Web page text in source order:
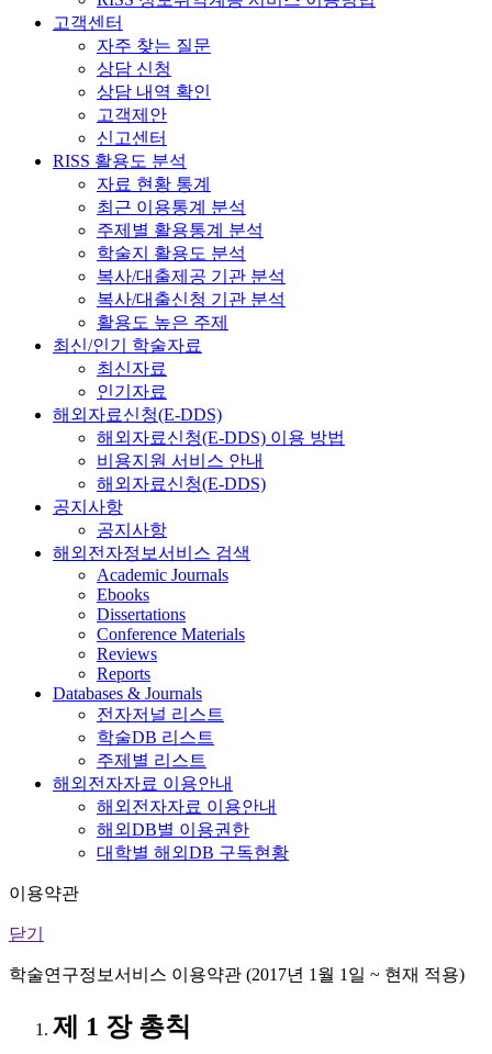
고객센터
자주 찾는 질문
상담 신청
상담 내역 확인
고객제안
신고센터
RISS 활용도 분석
자료 현황 통계
최근 이용통계 분석
주제별 활용통계 분석
학술지 활용도 분석
복사/대출제공 기관 분석
복사/대출신청 기관 분석
활용도 높은 주제
최신/인기 학술자료
최신자료
인기자료
해외자료신청(E-DDS)
해외자료신청(E-DDS) 이용 방법
비용지원 서비스 안내
해외자료신청(E-DDS)
공지사항
공지사항
해외전자정보서비스 검색
Academic Journals
Ebooks
Dissertations
Conference Materials
Reviews
Reports
Databases & Journals
전자저널 리스트
학술DB 리스트
주제별 리스트
해외전자자료 이용안내
해외전자자료 이용안내
해외DB별 이용권한
대학별 해외DB 구독현황
이용약관
닫기
학술연구정보서비스 이용약관 (2017년 1월 1일 ~ 현재 적용)
제 1 장 총칙